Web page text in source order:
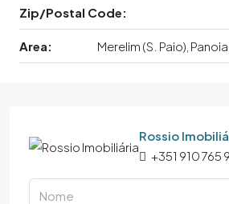
Zip/Postal Code:
Area: Merelim (S. Paio),
Rossio
+351 910 765